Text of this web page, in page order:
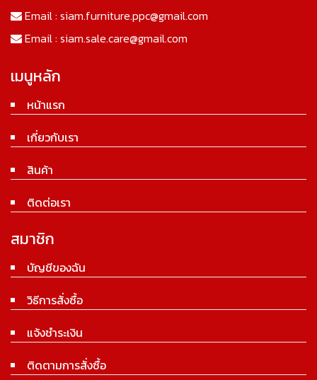
Email : siam.furniture.ppc@gmail.com
Email : siam.sale.care@gmail.com
เมนูหลัก
หน้าแรก
เกี่ยวกับเรา
สินค้า
ติดต่อเรา
สมาชิก
บัญชีของฉัน
วิธีการสั่งซื้อ
แจ้งชำระเงิน
ติดตามการสั่งซื้อ